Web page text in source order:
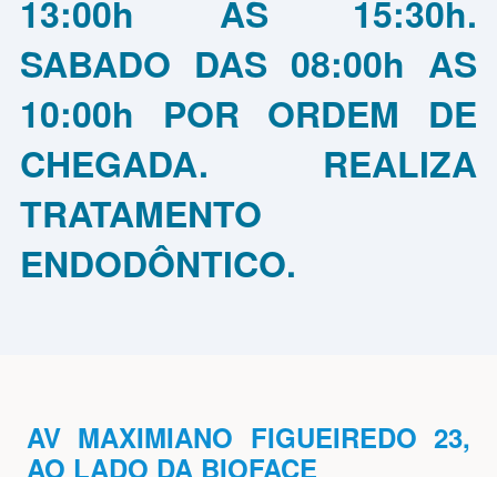
13:00h AS 15:30h.
SABADO DAS 08:00h AS
10:00h POR ORDEM DE
CHEGADA. REALIZA
TRATAMENTO
ENDODÔNTICO.
AV MAXIMIANO FIGUEIREDO 23,
AO LADO DA BIOFACE